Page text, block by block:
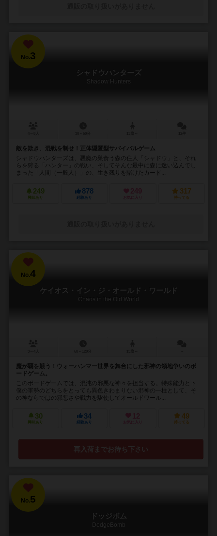
No.3
シャドウハンターズ
Shadow Hunters
敵を欺き、混戦を制せ！正体隠匿型サバイバルゲーム
シャドウハンターズは、悪魔の巣食う森の住人「シャドウ」と、それ
らを狩る「ハンター」の戦い、そしてそんな最中に森に迷い込んでし
まった「人間（一般人）」の、生き残りを賭けたカード...
249
興味あり
878
経験あり
249
お気に入り
317
持ってる
No.4
ケイオス・イン・ジ・オールド・ワールド
Chaos in the Old World
魔が覇を競う！ウォーハンマー世界を舞台にした邪神の領地争いのボ
ードゲーム。
このボードゲームでは、混沌の邪悪な神々を担当する。特殊能力と下
僕の軍勢のどちらをとっても異色きわまりない邪神の一柱として、そ
の神ならではの邪悪さや戦力を駆使してオールドワール...
30
興味あり
34
経験あり
12
お気に入り
49
持ってる
再入荷までお待ち下さい
No.5
ドッジボム
DodgeBomb